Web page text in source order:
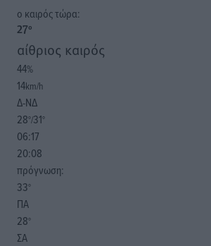
o καιρός τώρα:
27°
αίθριος καιρός
44%
14km/h
Δ-ΝΔ
28°/31°
06:17
20:08
πρόγνωση:
33°
ΠΑ
28°
ΣΑ